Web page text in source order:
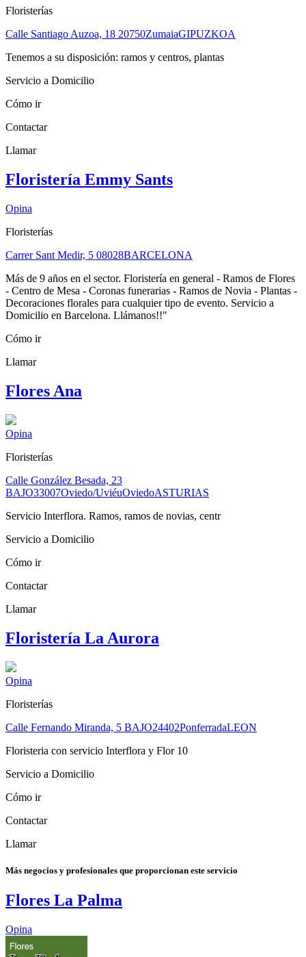
Floristerías
Calle Santiago Auzoa, 18 20750ZumaiaGIPUZKOA
Tenemos a su disposición: ramos y centros, plantas
Servicio a Domicilio
Cómo ir
Contactar
Llamar
Floristería Emmy Sants
Opina
Floristerías
Carrer Sant Medir, 5 08028BARCELONA
Más de 9 años en el sector. Floristería en general - Ramos de Flores
- Centro de Mesa - Coronas funerarias - Ramos de Novia - Plantas -
Decoraciones florales para cualquier tipo de evento. Servicio a
Domicilio en Barcelona. Llámanos!!"
Cómo ir
Llamar
Flores Ana
Opina
Floristerías
Calle González Besada, 23
BAJO33007Oviedo/UviéuOviedoASTURIAS
Servicio Interflora. Ramos, ramos de novias, centr
Servicio a Domicilio
Cómo ir
Contactar
Llamar
Floristería La Aurora
Opina
Floristerías
Calle Fernando Miranda, 5 BAJO24402PonferradaLEON
Floristeria con servicio Interflora y Flor 10
Servicio a Domicilio
Cómo ir
Contactar
Llamar
Más negocios y profesionales que proporcionan este servicio
Flores La Palma
Opina